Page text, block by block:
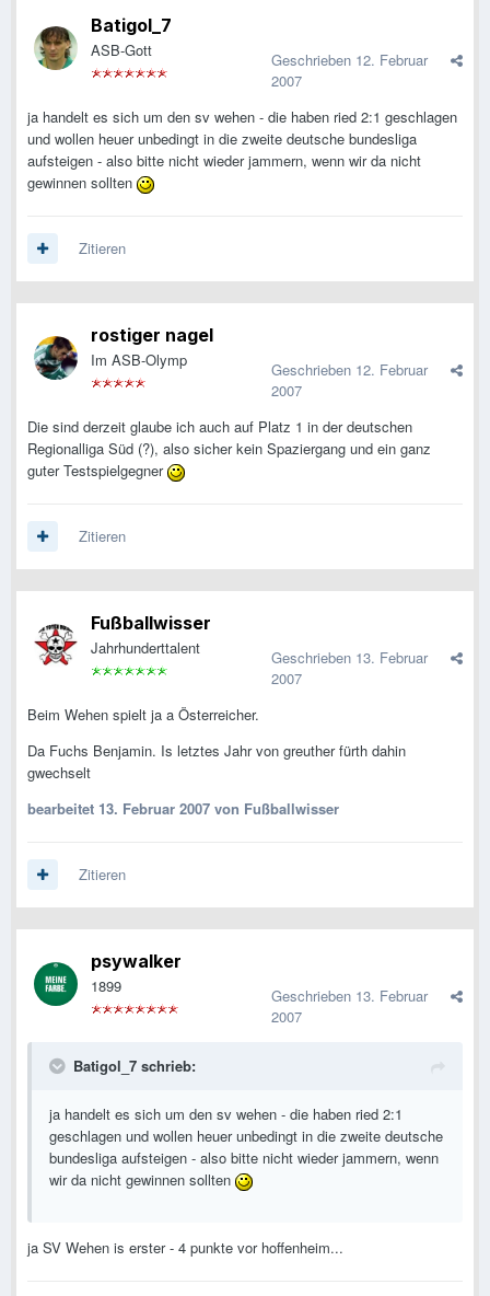
Batigol_7
ASB-Gott Geschrieben 12. Februar
2007
ja handelt es sich um den sv wehen - die haben ried 2:1 geschlagen
und wollen heuer unbedingt in die zweite deutsche bundesliga
aufsteigen - also bitte nicht wieder jammern, wenn wir da nicht
gewinnen sollten
Zitieren
rostiger nagel
Im ASB-Olymp Geschrieben 12. Februar
2007
Die sind derzeit glaube ich auch auf Platz 1 in der deutschen
Regionalliga Süd (?), also sicher kein Spaziergang und ein ganz
guter Testspielgegner
Zitieren
Fußballwisser
Jahrhunderttalent Geschrieben 13. Februar
2007
Beim Wehen spielt ja a Österreicher.
Da Fuchs Benjamin. Is letztes Jahr von greuther fürth dahin
gwechselt
bearbeitet 13. Februar 2007 von Fußballwisser
Zitieren
psywalker
1899 Geschrieben 13. Februar
2007
Batigol_7 schrieb:
ja handelt es sich um den sv wehen - die haben ried 2:1
geschlagen und wollen heuer unbedingt in die zweite deutsche
bundesliga aufsteigen - also bitte nicht wieder jammern, wenn
wir da nicht gewinnen sollten
ja SV Wehen is erster - 4 punkte vor hoffenheim...